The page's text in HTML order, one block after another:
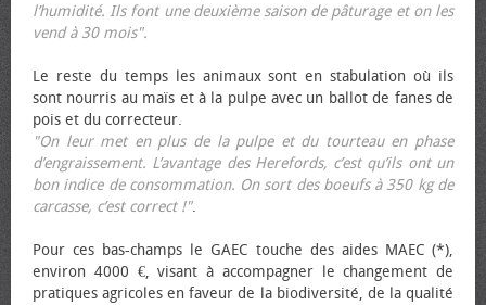
l’humidité. Ils font une deuxième saison de pâturage et on les
vend à 30 mois".
Le reste du temps les animaux sont en stabulation où ils
sont nourris au maïs et à la pulpe avec un ballot de fanes de
pois et du correcteur.
"On leur met en plus de la pulpe et du tourteau en phase
d’engraissement. L’avantage des Herefords, c’est qu’ils ont un
bon indice de consommation. On sort des bœufs à 350 kg de
carcasse, c’est correct !".
Pour ces bas-champs le GAEC touche des aides MAEC (*),
environ 4000 €, visant à accompagner le changement de
pratiques agricoles en faveur de la biodiversité, de la qualité